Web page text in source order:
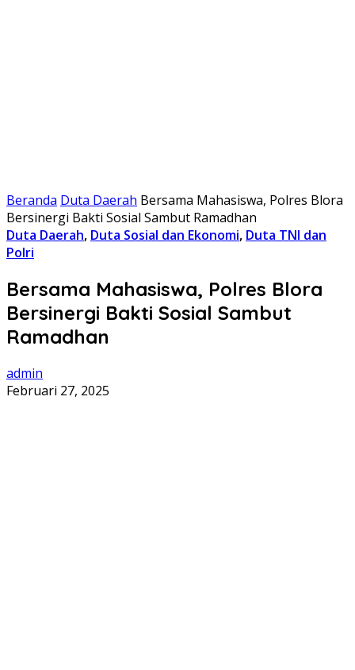
Beranda Duta Daerah Bersama Mahasiswa, Polres Blora
Bersinergi Bakti Sosial Sambut Ramadhan
Duta Daerah, Duta Sosial dan Ekonomi, Duta TNI dan
Polri
Bersama Mahasiswa, Polres Blora
Bersinergi Bakti Sosial Sambut
Ramadhan
admin
Februari 27, 2025